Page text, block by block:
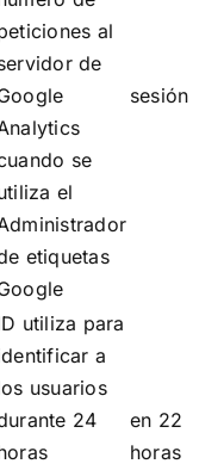
al
de
se
el
etiquetas
sesión
utiliza para
a
usuarios
24
en 22
horas